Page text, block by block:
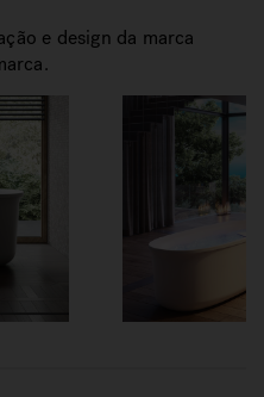
e design da marca